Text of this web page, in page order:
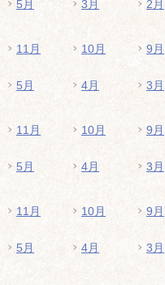
5月 3月 2月
11月 10月 9月
5月 4月 3月
11月 10月 9月
5月 4月 3月
11月 10月 9月
5月 4月 3月